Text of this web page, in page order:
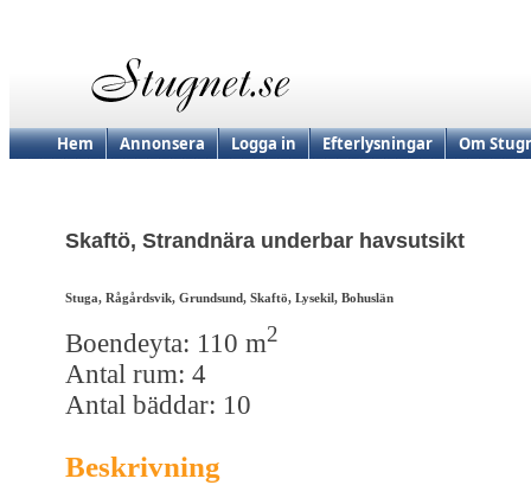
Hem Annonsera Logga in Efterlysningar Om
Skaftö, Strandnära underbar havsutsikt
Stuga, Rågårdsvik, Grundsund, Skaftö, Lysekil, Bohuslän
Boendeyta: 110 m2
Antal rum: 4
Antal bäddar: 10
Beskrivning